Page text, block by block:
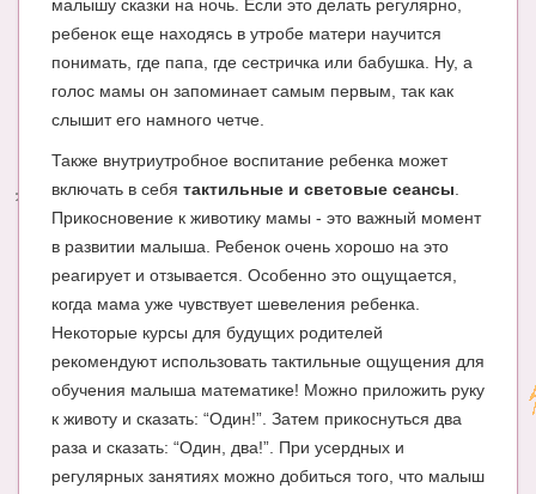
малышу сказки на ночь. Если это делать регулярно,
ребенок еще находясь в утробе матери научится
понимать, где папа, где сестричка или бабушка. Ну, а
голос мамы он запоминает самым первым, так как
слышит его намного четче.
Также внутриутробное воспитание ребенка может
включать в себя тактильные и световые сеансы
Прикосновение к животику мамы - это важный момент
в развитии малыша. Ребенок очень хорошо на это
реагирует и отзывается. Особенно это ощущается,
когда мама уже чувствует шевеления ребенка.
Некоторые курсы для будущих родителей
рекомендуют использовать тактильные ощущения для
обучения малыша математике! Можно приложить руку
к животу и сказать: “Один!”. Затем прикоснуться два
раза и сказать: “Один, два!”. При усердных и
регулярных занятиях можно добиться того, что малыш